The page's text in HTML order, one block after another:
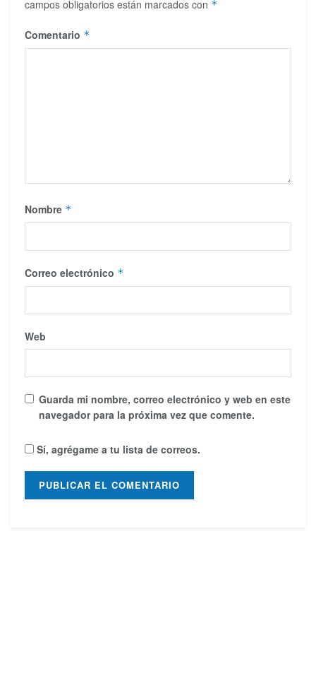
campos obligatorios están marcados con *
Comentario *
Nombre *
Correo electrónico *
Web
Guarda mi nombre, correo electrónico y web en este
navegador para la próxima vez que comente.
Sí, agrégame a tu lista de correos.